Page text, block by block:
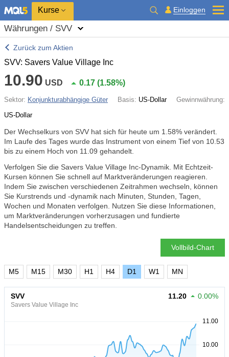
Kurse Einloggen
Währungen / SVV
Zurück zum Aktien
SVV: Savers Value Village Inc
10.90 USD 0.17 (1.58%)
Sektor: Konjunkturabhängige Güter Basis: US-Dollar
Gewinnwährung:
US-Dollar
Der Wechselkurs von SVV hat sich für heute um 1.58% verändert.
Im Laufe des Tages wurde das Instrument von einem Tief von 10.53
bis zu einem Hoch von 11.09 gehandelt.
Verfolgen Sie die Savers Value Village Inc-Dynamik. Mit Echtzeit-
Kursen können Sie schnell auf Marktveränderungen reagieren.
Indem Sie zwischen verschiedenen Zeitrahmen wechseln, können
Sie Kurstrends und -dynamik nach Minuten, Stunden, Tagen,
Wochen und Monaten verfolgen. Nutzen Sie diese Informationen,
um Marktveränderungen vorherzusagen und fundierte
Handelsentscheidungen zu treffen.
Vollbild-Chart
M5 M15 M30 H1 H4 D1 W1 MN
SVV
Savers Value Village Inc
11.20 0.00%